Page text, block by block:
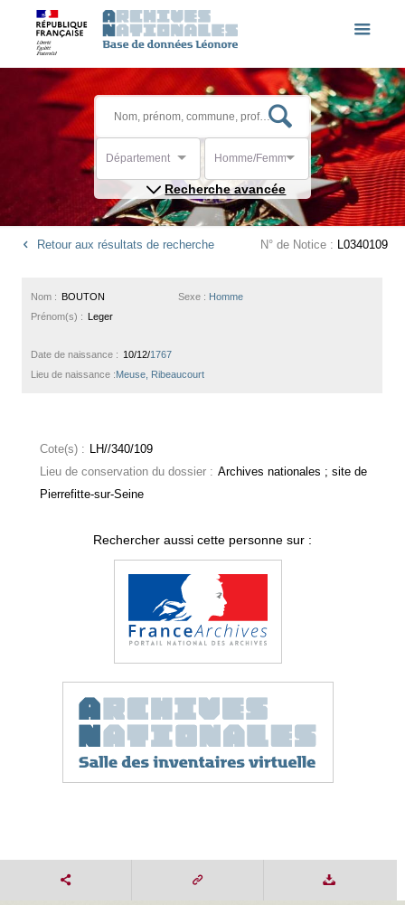
Département Homme/Femme
Recherche avancée
Retour aux résultats de recherche N° de Notice : L0340109
Sexe : Homme
Nom : BOUTON
Prénom(s) : Leger
Date de naissance : 10/12/1767
Lieu de naissance :Meuse, Ribeaucourt
Cote(s) : LH//340/109
Lieu de conservation du dossier : Archives nationales ; site de
Pierrefitte-sur-Seine
Rechercher aussi cette personne sur :